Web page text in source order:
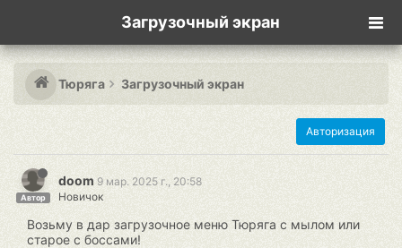
Загрузочный экран
Тюряга Загрузочный экран
Авторизация
Автор
doom 9 мар. 2025 г., 20:58
Новичок
Возьму в дар загрузочное меню Тюряга с мылом или
старое с боссами!